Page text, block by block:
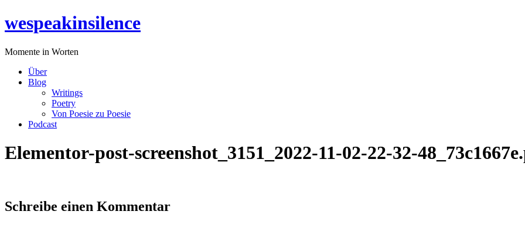
Inhalt
wespeakinsilence
Momente in Worten
Über
Blog
Writings
Poetry
Von Poesie zu Poesie
Podcast
Elementor-post-screenshot_3151_2022-11-02-22-32-
Schreibe einen Kommentar